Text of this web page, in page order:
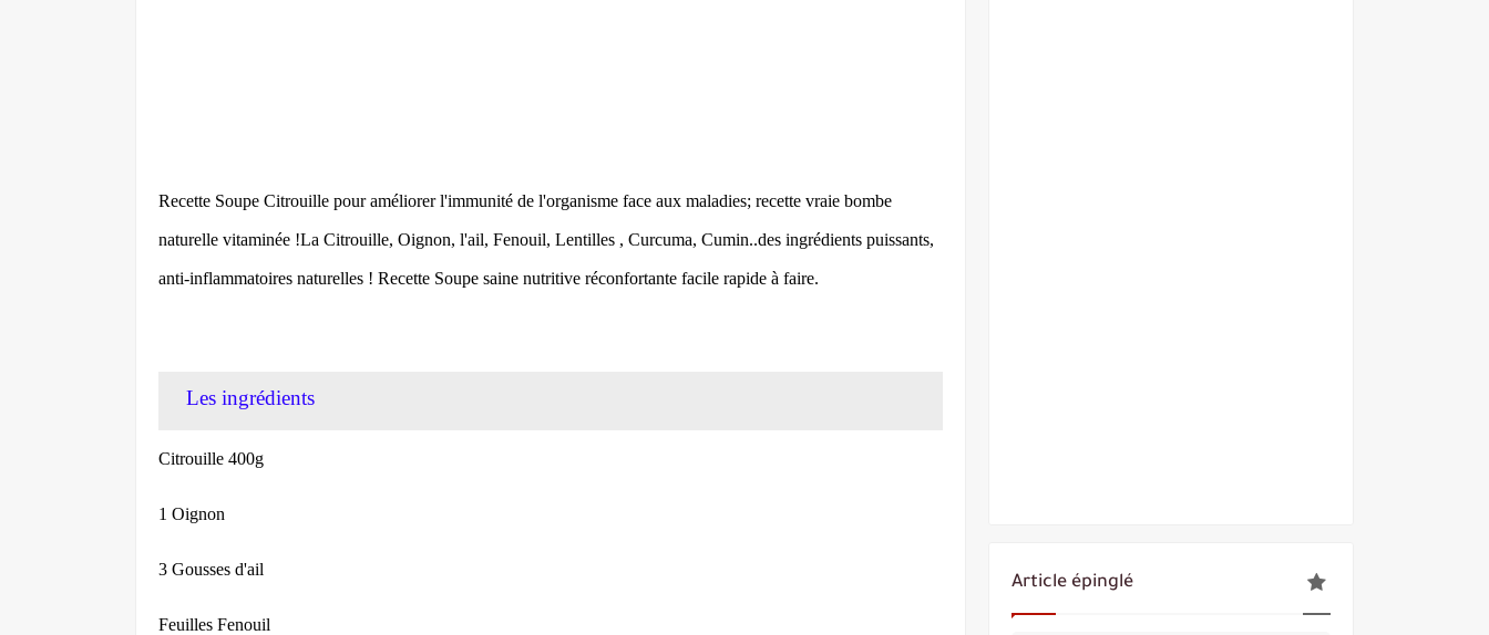
Recette Soupe Citrouille pour améliorer l'immunité de l'organisme face aux maladies; recette vraie bombe
naturelle vitaminée !La Citrouille, Oignon, l'ail, Fenouil, Lentilles , Curcuma, Cumin..des ingrédients puissants,
anti-inflammatoires naturelles ! Recette Soupe saine nutritive réconfortante facile rapide à faire.
Les ingrédients
Citrouille 400g
1 Oignon
3 Gousses d'ail
Feuilles Fenouil
Article épinglé